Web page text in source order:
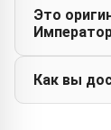
Это
Как вы